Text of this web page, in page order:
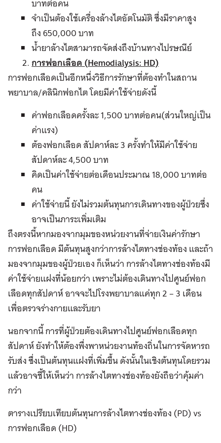
บาทต่อคน
จำเป็นต้องใช้เครื่องล้างไตอัตโนมัติ ซึ่งมีราคาสูง
ถึง 650,000 บาท
น้ำยาล้างไตสามารถจัดส่งถึงบ้านทางไปรษณีย์
การฟอกเลือด (Hemodialysis: HD)
การฟอกเลือดเป็นอีกหนึ่งวิธีการรักษาที่ต้องทำในสถาน
พยาบาล/คลินิกฟอกไต โดยมีค่าใช้จ่ายดังนี้
ค่าฟอกเลือดครั้งละ 1,500 บาทต่อคน(ส่วนใหญ่เป็น
ค่าแรง)
ต้องฟอกเลือด สัปดาห์ละ 3 ครั้งทำให้มีค่าใช้จ่าย
สัปดาห์ละ 4,500 บาท
คิดเป็นค่าใช้จ่ายต่อเดือนประมาณ 18,000 บาทต่อ
คน
ค่าใช้จ่ายนี้ ยังไม่รวมต้นทุนการเดินทางของผู้ป่วยซึ่ง
อาจเป็นภาระเพิ่มเติม
ถึงตรงนี้หากมองจากมุมของหน่วยงานที่จ่ายเงินค่ารักษา
การฟอกเลือด มีต้นทุนสูงกว่าการล้างไตทางช่องท้อง และถ้า
มองจากมุมของผู้ป่วยเอง ก็เห็นว่า การล้างไตทางช่องท้องมี
ค่าใช้จ่ายแฝงที่น้อยกว่า เพราะไม่ต้องเดินทางไปศูนย์ฟอก
เลือดทุกสัปดาห์ อาจจะไปโรงพยาบาลแค่ทุก 2 – 3 เดือน
เพื่อตรวจร่างกายและรับยา
นอกจากนี้ การที่ผู้ป่วยต้องเดินทางไปศูนย์ฟอกเลือดทุก
สัปดาห์ ยังทำให้ต้องพึ่งพาหน่วยงานท้องถิ่นในการจัดหารถ
รับส่ง ซึ่งเป็นต้นทุนแฝงที่เพิ่มขึ้น ดังนั้นในเชิงต้นทุนโดยรวม
แล้วอาจชี้ให้เห็นว่า การล้างไตทางช่องท้องยังถือว่าคุ้มค่า
กว่า
ตารางเปรียบเทียบต้นทุนการล้างไตทางช่องท้อง (PD) vs
การฟอกเลือด (HD)